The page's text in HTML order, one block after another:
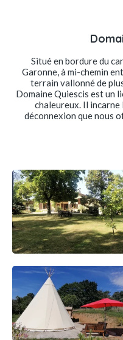
Situé en bordure du
Garonne, à mi-chemin
terrain vallonné de
Domaine Quiescis est un
chaleureux. Il incarne
déconnexion que nous